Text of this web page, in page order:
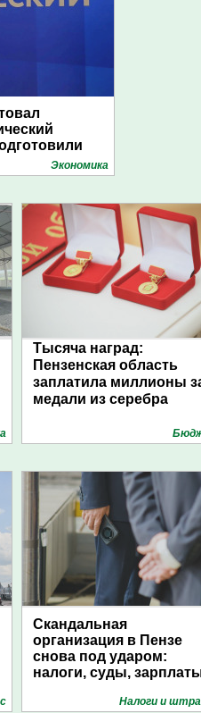
Экономика
Тысяча наград:
Пензенская область
заплатила миллионы
медали из серебра
Скандальная
организация в Пензе
снова под ударом:
налоги, суды,
Налоги и